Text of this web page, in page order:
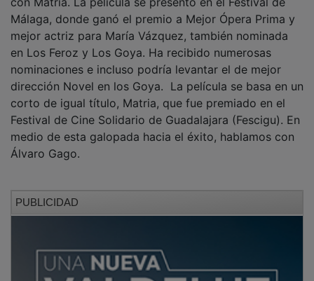
Málaga, donde ganó el premio a Mejor Ópera Prima y
mejor actriz para María Vázquez, también nominada
en Los Feroz y Los Goya. Ha recibido numerosas
nominaciones e incluso podría levantar el de mejor
dirección Novel en los Goya. La película se basa en un
corto de igual título, Matria, que fue premiado en el
Festival de Cine Solidario de Guadalajara (Fescigu). En
medio de esta galopada hacia el éxito, hablamos con
Álvaro Gago.